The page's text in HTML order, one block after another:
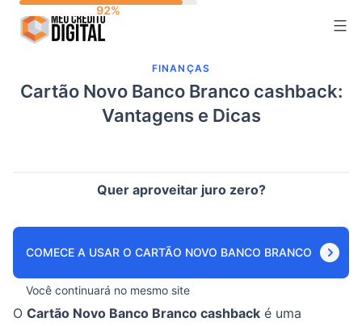
FINANÇAS
Cartão Novo Banco Branco cashback:
Vantagens e Dicas
Quer aproveitar juro zero?
COMECE A USAR O CARTÃO NOVO BANCO BRANCO
Você continuará no mesmo site
O Cartão Novo Banco Branco cashback é uma